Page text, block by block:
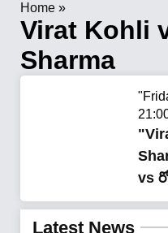
Home »
Virat Kohli
Sharma
vs
Latest News